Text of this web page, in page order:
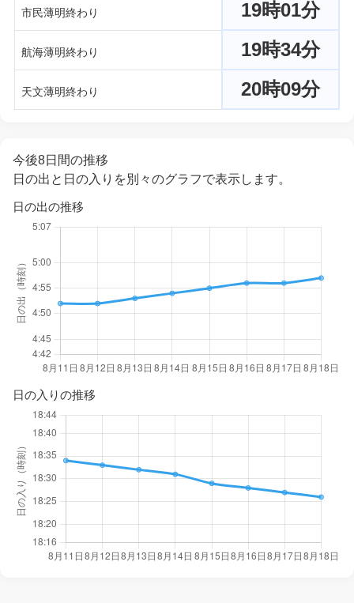
市民薄明終わり 19時01分
航海薄明終わり 19時34分
天文薄明終わり 20時09分
今後8日間の推移
日の出と日の入りを別々のグラフで表示します。
日の出の推移
日の入りの推移